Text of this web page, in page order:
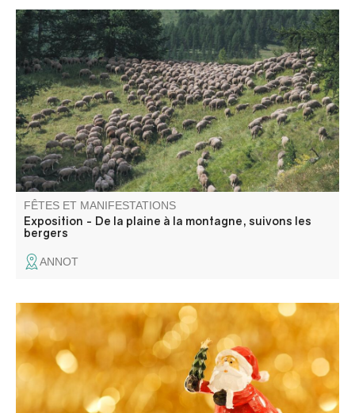
Les photos d’Emmanuel Breteau, photographe
professionnel, représentent l’activité pastorale à travers le
travail du berger / éleveur de façon originale et
esthétique.
FÊTES ET MANIFESTATIONS
Exposition - De la plaine à la montagne, suivons les
bergers
ANNOT
Venez découvrir de nombreux stands aux couleurs de
Noël et des gourmandises pour raviver vos papilles.